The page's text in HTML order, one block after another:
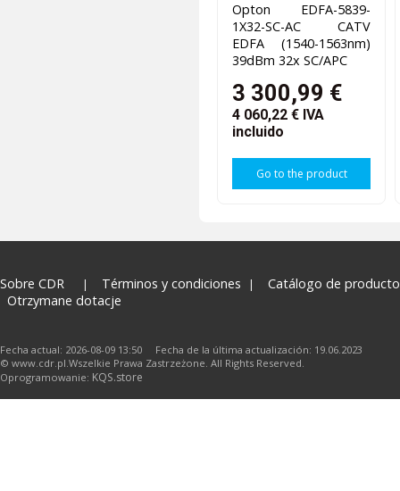
Opton EDFA-5839-
1X32-SC-AC CATV
EDFA (1540-1563nm)
39dBm 32x SC/APC
3 300,99 €
4 060,22 € IVA
incluido
Go to the product
Sobre CDR Términos y condiciones
Catálogo de
Otrzymane dotacje
Fecha actual: 2026-08-09 13:50 Fecha de la última actualización: 19.06.2023
© www.cdr.pl.Wszelkie Prawa Zastrzeżone. All Rights Reserved.
Oprogramowanie: KQS.store